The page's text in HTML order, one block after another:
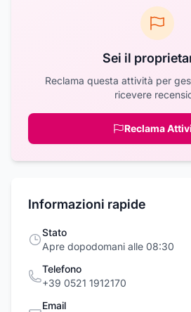
Sei il
Reclama questa attività per
ricevere
Reclama
Informazioni rapide
Stato
Apre dopodomani alle 08:30
Telefono
+39 0521 1912170
Email